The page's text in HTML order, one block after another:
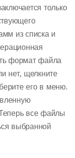
только
из списка и
формат файла
нет, щелкните
его в меню.
все файлы
выбранной